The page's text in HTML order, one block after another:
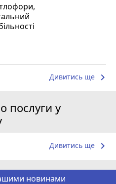
Дивитись ще keyboard_arrow_right
послуги у
Дивитись ще keyboard_arrow_right
новинами